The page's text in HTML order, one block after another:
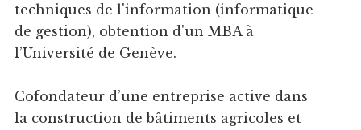
techniques de l'information (informatique
de gestion), obtention d'un MBA à
l’Université de Genève.
Cofondateur d’une entreprise active dans
la construction de bâtiments agricoles et